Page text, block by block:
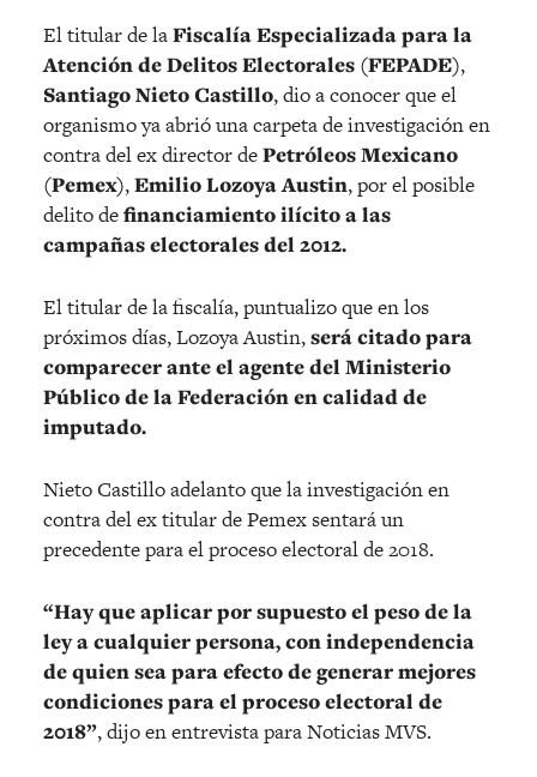
El titular de laFiscalía Especializada para la
Atención de Delitos Electorales (FEPADE),
Santiago Nieto Castillo, dio a conocer que el
organismo ya abrió una carpeta de investigación en
contra del ex director dePetróleos Mexicano
(Pemex),Emilio Lozoya Austin, por el posible
delito definanciamiento ilícito a las
campañas electorales del 2012.
El titular de la fiscalía, puntualizo que en los
próximos días, Lozoya Austin,será citado para
comparecer ante el agente del Ministerio
Público de la Federación en calidad de
imputado.
Nieto Castillo adelanto que la investigación en
contra del ex titular de Pemex sentará un
precedente para el proceso electoral de 2018.
“Hay que aplicar por supuesto el peso de la
ley a cualquier persona, con independencia
de quien sea para efecto de generar mejores
condiciones para el proceso electoral de
2018”, dijo en entrevista para Noticias MVS.